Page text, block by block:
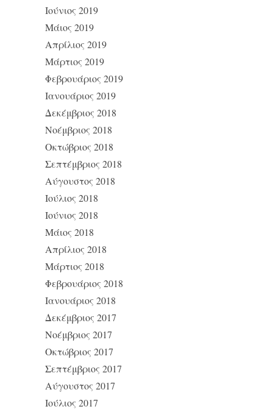
Ιούνιος 2019
Μάιος 2019
Απρίλιος 2019
Μάρτιος 2019
Φεβρουάριος 2019
Ιανουάριος 2019
Δεκέμβριος 2018
Νοέμβριος 2018
Οκτώβριος 2018
Σεπτέμβριος 2018
Αύγουστος 2018
Ιούλιος 2018
Ιούνιος 2018
Μάιος 2018
Απρίλιος 2018
Μάρτιος 2018
Φεβρουάριος 2018
Ιανουάριος 2018
Δεκέμβριος 2017
Νοέμβριος 2017
Οκτώβριος 2017
Σεπτέμβριος 2017
Αύγουστος 2017
Ιούλιος 2017